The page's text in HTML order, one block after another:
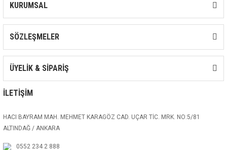
KURUMSAL
SÖZLEŞMELER
ÜYELİK & SİPARİŞ
İLETİŞİM
HACI BAYRAM MAH. MEHMET KARAGÖZ CAD. UÇAR TİC. MRK. NO:5/81
ALTINDAĞ / ANKARA
0552 234 2 888